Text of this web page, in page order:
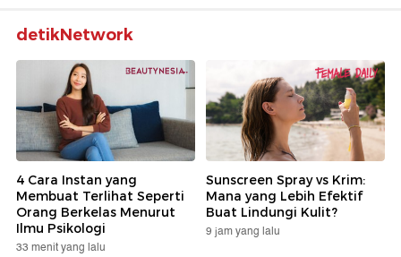
detikNetwork
4 Cara Instan yang
Membuat Terlihat Seperti
Orang Berkelas Menurut
Ilmu Psikologi
33 menit yang lalu
Sunscreen Spray vs Krim:
Mana yang Lebih Efektif
Buat Lindungi Kulit?
9 jam yang lalu